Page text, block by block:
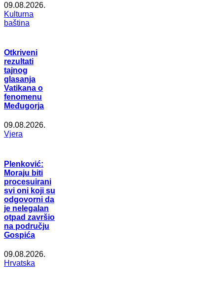
09.08.2026.
Kulturna
baština
Otkriveni
rezultati
tajnog
glasanja
Vatikana o
fenomenu
Međugorja
09.08.2026.
Vjera
Plenković:
Moraju biti
procesuirani
svi oni koji su
odgovorni da
je nelegalan
otpad završio
na području
Gospića
09.08.2026.
Hrvatska